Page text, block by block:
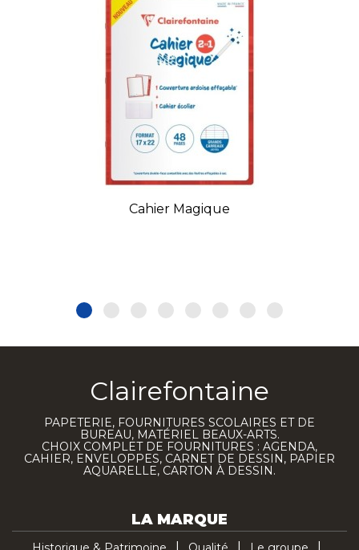
Cahier Magique
Clairefontaine
PAPETERIE, FOURNITURES SCOLAIRES ET DE
BUREAU, MATÉRIEL BEAUX-ARTS.
CHOIX COMPLET DE FOURNITURES : AGENDA,
CAHIER, ENVELOPPES, CARNET DE DESSIN, PAPIER
AQUARELLE, CARTON À DESSIN.
LA MARQUE